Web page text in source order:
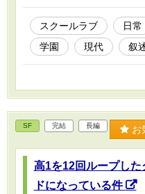
スクールラブ 日常
学園
現代 叙
SF 完結 長編 お
高1を12回ループし
ドになっている件